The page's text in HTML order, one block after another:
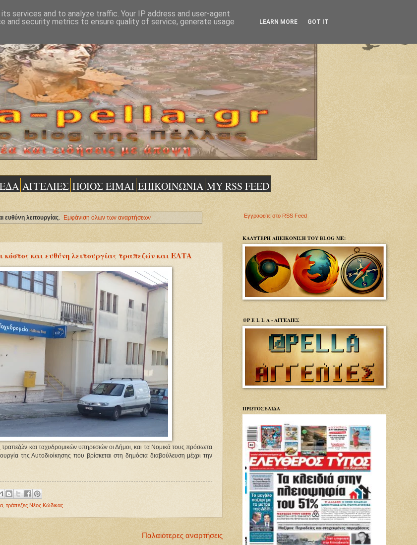
ΑΓΓΕΛΙΕΣ ΠΟΙΟΣ ΕΙΜΑΙ ΕΠΙΚΟΙΝΩΝΙΑ MY RSS FEED
ευθύνη λειτουργίας. Εμφάνιση όλων των αναρτήσεων
και ευθύνη λειτουργίας τραπεζών και ΕΛΤΑ
τραπεζών και ταχυδρομικών υπηρεσιών οι Δήμοι, και τα Νομικά τους πρόσωπα
της Αυτοδιοίκησης που βρίσκεται στη δημόσια διαβούλευση μέχρι την
τράπεζες.Νέος Κώδικας
Παλαιότερες αναρτήσεις
Εγγραφείτε στο RSS Feed
ΚΑΛΥΤΕΡΗ ΑΠΕΙΚΟΝΙΣΗ ΤΟΥ BLOG ΜΕ:
@P E L L A - ΑΓΓΕΛΙΕΣ
ΠΡΩΤΟΣΕΛΙΔΑ
services and to analyze traffic. Your IP address and user-agent
and security metrics to ensure quality of service, generate usage
LEARN MORE GOT IT